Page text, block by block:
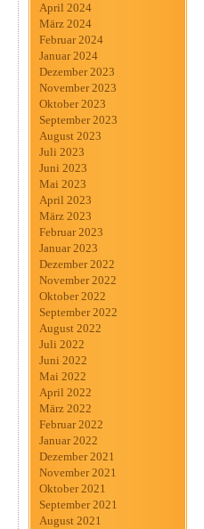
April 2024
März 2024
Februar 2024
Januar 2024
Dezember 2023
November 2023
Oktober 2023
September 2023
August 2023
Juli 2023
Juni 2023
Mai 2023
April 2023
März 2023
Februar 2023
Januar 2023
Dezember 2022
November 2022
Oktober 2022
September 2022
August 2022
Juli 2022
Juni 2022
Mai 2022
April 2022
März 2022
Februar 2022
Januar 2022
Dezember 2021
November 2021
Oktober 2021
September 2021
August 2021